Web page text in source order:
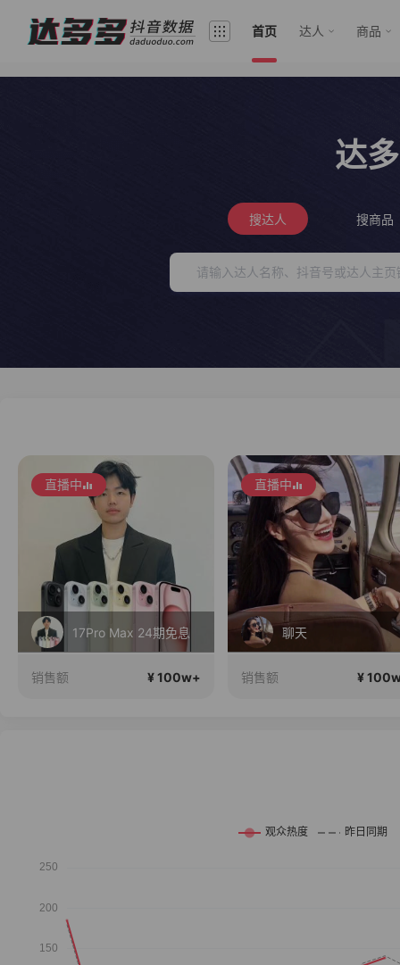
首页 达人 商品
达
搜达人 搜商品
直播中
17Pro Max 24期免息
销售额 ¥ 100w+
直播中
聊天
销售额 ¥